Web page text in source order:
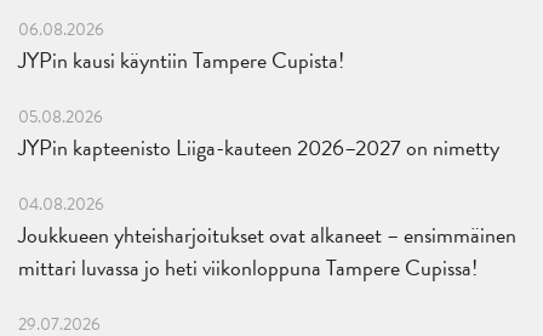
06.08.2026
JYPin kausi käyntiin Tampere Cupista!
05.08.2026
JYPin kapteenisto Liiga-kauteen 2026–2027 on nimetty
04.08.2026
Joukkueen yhteisharjoitukset ovat alkaneet – ensimmäinen
mittari luvassa jo heti viikonloppuna Tampere Cupissa!
29.07.2026